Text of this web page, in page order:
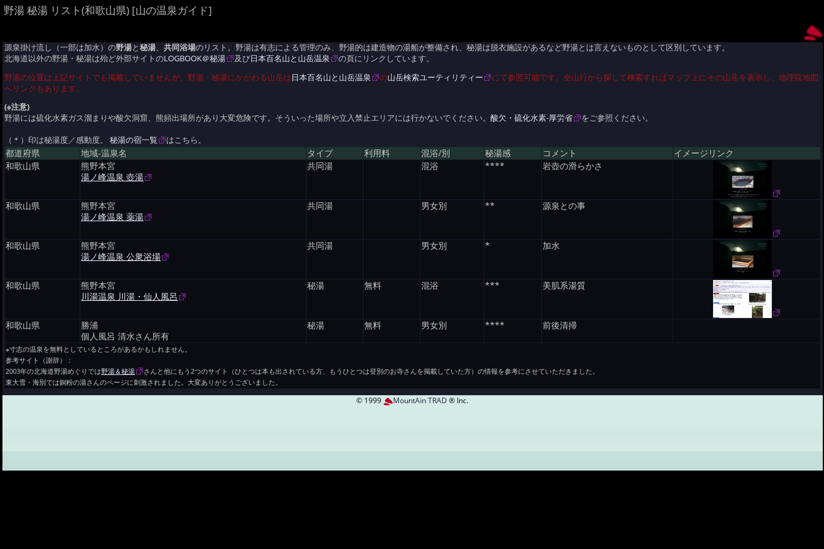
野湯 秘湯 リスト(和歌山県) [山の温泉ガイド]
源泉掛け流し（一部は加水）の野湯と秘湯、共同浴場のリスト。野湯は有志による管理のみ、野湯的は建造物の湯船が整備され、秘湯は脱衣施設があるなど野湯とは言えないものとして区別しています。
北海道以外の野湯・秘湯は殆ど外部サイトのLOGBOOK＠秘湯 及び日本百名山と山岳温泉
の頁にリンクしています。
野湯の位置は上記サイトでも掲載していませんが、野湯・秘湯にかかわる山岳は日本百名山と山岳温泉 の山岳検索ユーティリティー
にて参照可能です。全山行から探して検索すればマップ上にその山岳を表示し、地理院地図
へリンクもあります。
(※注意)
野湯には硫化水素ガス溜まりや酸欠洞窟、熊頻出場所があり大変危険です。そういった場所や立入禁止エリアには行かないでください。酸欠・硫化水素-厚労省 をご参照ください。
（＊）印は秘湯度／感動度。秘湯の宿一覧 はこちら。
都道府県 地域-温泉名 タイプ 利用料 混浴/別 秘湯感 コメント
イメージリンク
和歌山県
熊野本宮
湯ノ峰温泉 壺湯
共同湯 混浴 **** 岩壺の滑らかさ
和歌山県
熊野本宮
湯ノ峰温泉 薬湯
共同湯 男女別 ** 源泉との事
和歌山県
熊野本宮
湯ノ峰温泉 公衆浴場
共同湯 男女別 * 加水
和歌山県
熊野本宮
川湯温泉 川湯・仙人風呂
秘湯 無料 混浴 *** 美肌系湯質
和歌山県
勝浦
個人風呂 清水さん所有
秘湯 無料 男女別 **** 前後清掃
※寸志の温泉を無料としているところがあるかもしれません。
参考サイト（謝辞）：
2003年の北海道野湯めぐりでは野湯＆秘湯
さんと他にもう2つのサイト（ひとつは本も出されている方、もうひとつは登別のお寺さんを掲載していた方）の情報を参考にさせていただきました。
東大雪・海別では銅粉の湯さんのページに刺激されました。大変ありがとうございました。
© 1999 MountAin TRAD ® Inc.